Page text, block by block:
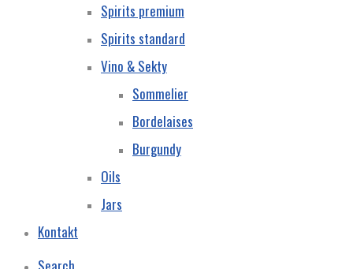
Spirits premium
Spirits standard
Vino & Sekty
Sommelier
Bordelaises
Burgundy
Oils
Jars
Kontakt